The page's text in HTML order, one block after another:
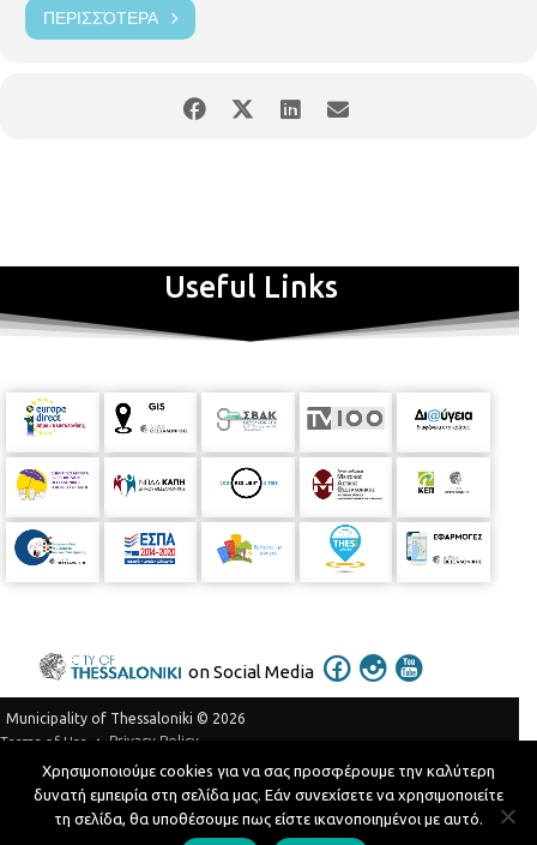
ΠΕΡΙΣΣΌΤΕΡΑ
Useful Links
on Social Media
Municipality of Thessaloniki © 2026
Terms of Use
Privacy Policy
Telephone Catalog
Developed byMyCompany Projects
Χρησιμοποιούμε cookies για να σας προσφέρουμε την καλύτερη
δυνατή εμπειρία στη σελίδα μας. Εάν συνεχίσετε να χρησιμοποιείτε
τη σελίδα, θα υποθέσουμε πως είστε ικανοποιημένοι με αυτό.